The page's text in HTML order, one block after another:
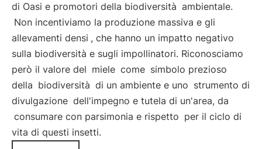
di Oasi e promotori della biodiversità ambientale.
Non incentiviamo la produzione massiva e gli
allevamenti densi , che hanno un impatto negativo
sulla biodiversità e sugli impollinatori. Riconosciamo
però il valore del miele come simbolo prezioso
della biodiversità di un ambiente e uno strumento di
divulgazione dell'impegno e tutela di un'area, da
consumare con parsimonia e rispetto per il ciclo di
vita di questi insetti.